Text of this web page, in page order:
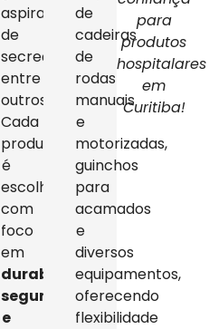
aspiradores
de
secreção,
entre
outros.
Cada
produto
é
escolhido
com
foco
em
durabilidade,
segurança
e
de
cadeiras
de
rodas
manuais
e
motorizadas,
guinchos
para
acamados
e
diversos
equipamentos,
oferecendo
flexibilidade
para
produtos
hospitalares
em
Curitiba!